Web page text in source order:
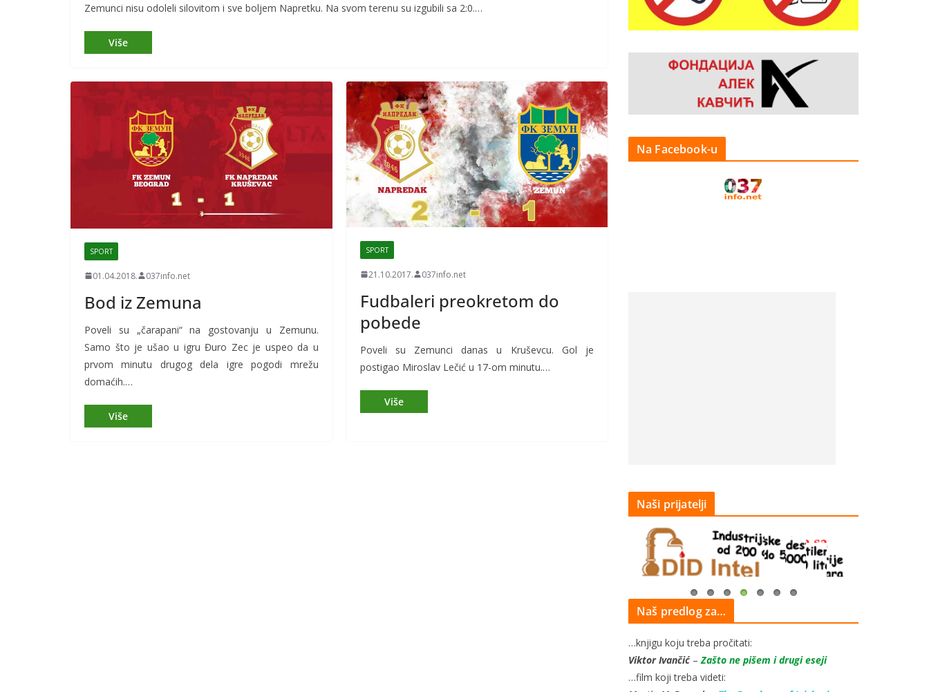
Zemunci nisu odoleli silovitom i sve boljem Napretku. Na svom terenu su izgubili sa 2:0.…
SPORT
01.04.2018. 037info.net
Bod iz Zemuna
Poveli su „čarapani“ na gostovanju u Zemunu.
Samo što je ušao u igru Đuro Zec je uspeo da u
prvom minutu drugog dela igre pogodi mrežu
domaćih.…
SPORT
21.10.2017. 037info.net
Fudbaleri preokretom do
pobede
Poveli su Zemunci danas u Kruševcu. Gol je
postigao Miroslav Lečić u 17-om minutu.…
Na Facebook-u
Naši prijatelji
Naš predlog za…
…knjigu koju treba pročitati:
Viktor Ivančić– Zašto ne pišem i drugi eseji
…film koji treba videti: